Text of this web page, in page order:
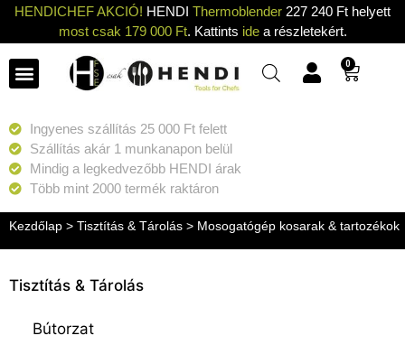
HENDICHEF AKCIÓ! HENDI Thermoblender 227 240 Ft helyett
most csak 179 000 Ft. Kattints idea részletekért.
0
Ingyenes szállítás 25 000 Ft felett
Szállítás akár 1 munkanapon belül
Mindig a legkedvezőbb HENDI árak
Több mint 2000 termék raktáron
Kezdőlap > Tisztítás & Tárolás > Mosogatógép kosarak & tartozékok
Tisztítás & Tárolás
Bútorzat